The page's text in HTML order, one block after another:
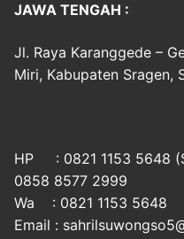
JAWA TENGAH :
Jl. Raya Karanggede –
Miri, Kabupaten Sragen,
HP : 0821 1153 5648
0858 8577 2999
Wa : 0821 1153 5648
Email :